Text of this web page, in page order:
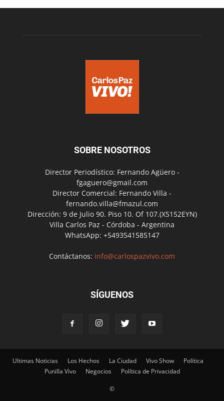
SOBRE NOSOTROS
Director Periodístico: Fernando Agüero -
fgaguero@gmail.com
Director Comercial: Fernando Villa -
fernando.villa@fmazul.com
Dirección: 9 de Julio 90. Piso 10. Of 107.(X5152EYN)
Villa Carlos Paz - Córdoba - Argentina
WhatsApp: +5493541585147
Contáctanos: info@carlospazvivo.com
SÍGUENOS
Ultimas Noticias Los Hechos La Ciudad Vivo Show
Política
Punilla Vivo
Negocios Política de Privacidad
©